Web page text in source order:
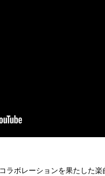
ボレーションを果たした楽